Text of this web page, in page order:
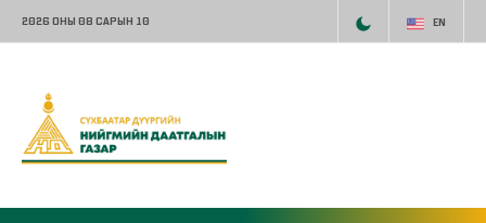
2026 ОНЫ 08 САРЫН 10 EN